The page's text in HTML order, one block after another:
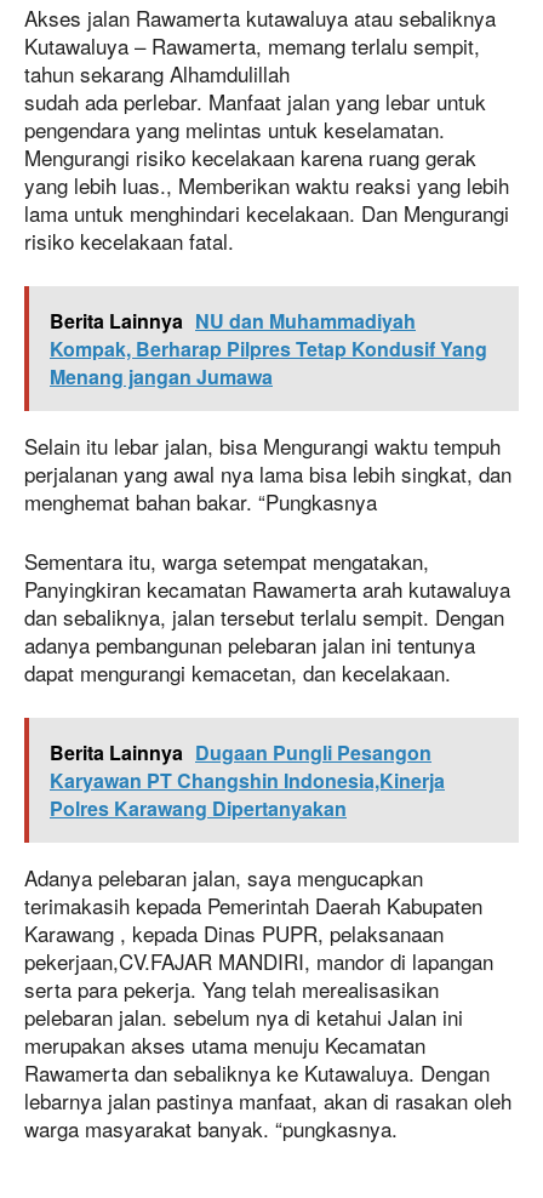
Akses jalan Rawamerta kutawaluya atau sebaliknya
Kutawaluya – Rawamerta, memang terlalu sempit,
tahun sekarang Alhamdulillah
sudah ada perlebar. Manfaat jalan yang lebar untuk
pengendara yang melintas untuk keselamatan.
Mengurangi risiko kecelakaan karena ruang gerak
yang lebih luas., Memberikan waktu reaksi yang lebih
lama untuk menghindari kecelakaan. Dan Mengurangi
risiko kecelakaan fatal.
Berita Lainnya NU dan Muhammadiyah
Kompak, Berharap Pilpres Tetap Kondusif Yang
Menang jangan Jumawa
Selain itu lebar jalan, bisa Mengurangi waktu tempuh
perjalanan yang awal nya lama bisa lebih singkat, dan
menghemat bahan bakar. “Pungkasnya
Sementara itu, warga setempat mengatakan,
Panyingkiran kecamatan Rawamerta arah kutawaluya
dan sebaliknya, jalan tersebut terlalu sempit. Dengan
adanya pembangunan pelebaran jalan ini tentunya
dapat mengurangi kemacetan, dan kecelakaan.
Berita Lainnya Dugaan Pungli Pesangon
Karyawan PT Changshin Indonesia,Kinerja
Polres Karawang Dipertanyakan
Adanya pelebaran jalan, saya mengucapkan
terimakasih kepada Pemerintah Daerah Kabupaten
Karawang , kepada Dinas PUPR, pelaksanaan
pekerjaan,CV.FAJAR MANDIRI, mandor di lapangan
serta para pekerja. Yang telah merealisasikan
pelebaran jalan. sebelum nya di ketahui Jalan ini
merupakan akses utama menuju Kecamatan
Rawamerta dan sebaliknya ke Kutawaluya. Dengan
lebarnya jalan pastinya manfaat, akan di rasakan oleh
warga masyarakat banyak. “pungkasnya.